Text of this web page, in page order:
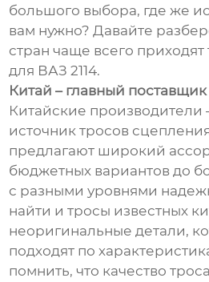
большого выбора, где же
вам нужно? Давайте
стран чаще всего
для ВАЗ 2114.
Китай – главный поставщик
Китайские производители
источник тросов
предлагают широкий
бюджетных вариантов до
с разными уровнями
найти и тросы известных
неоригинальные детали,
подходят по
помнить, что качество